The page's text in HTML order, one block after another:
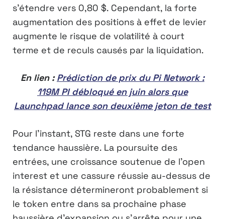
s’étendre vers 0,80 $. Cependant, la forte
augmentation des positions à effet de levier
augmente le risque de volatilité à court
terme et de reculs causés par la liquidation.
En lien :Prédiction de prix du Pi Network :
119M PI débloqué en juin alors que
Launchpad lance son deuxième jeton de test
Pour l’instant, STG reste dans une forte
tendance haussière. La poursuite des
entrées, une croissance soutenue de l’open
interest et une cassure réussie au-dessus de
la résistance détermineront probablement si
le token entre dans sa prochaine phase